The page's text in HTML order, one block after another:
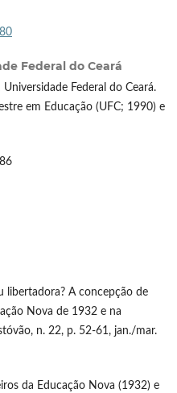
Federal do Ceará
Federal do Ceará.
em Educação (UFC; 1990) e
libertadora? A concepção de
Nova de 1932 e na
n. 22, p. 52-61, jan./mar.
da Educação Nova (1932) e